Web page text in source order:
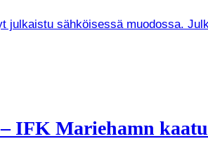
julkaistu sähköisessä muodossa.
IFK Mariehamn